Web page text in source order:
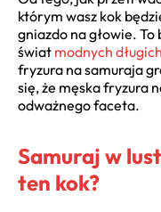
którym wasz kok
gniazdo na głowie.
świat modnych
fryzura na samuraja
się, że męska fryzura
odważnego faceta.
Samuraj w
ten kok?